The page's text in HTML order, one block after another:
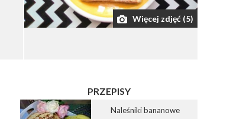
Więcej zdjęć (5)
PRZEPISY
Naleśniki bananowe